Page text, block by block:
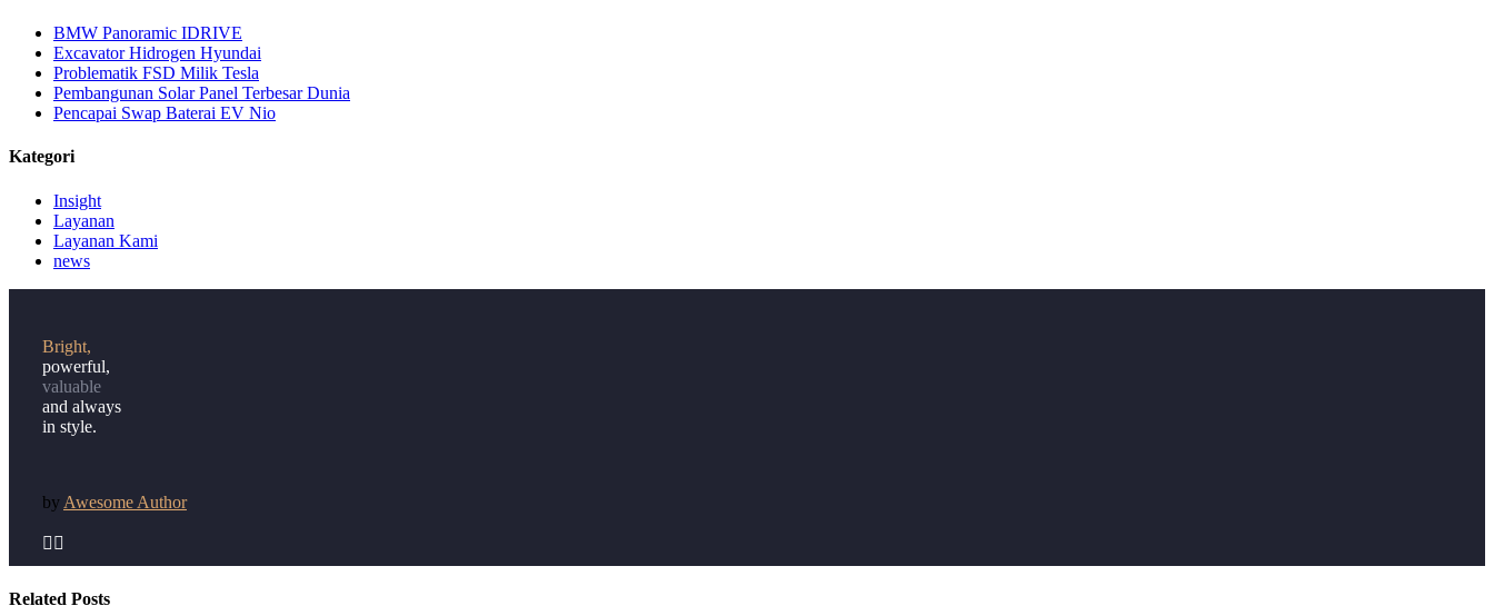
BMW Panoramic IDRIVE
Excavator Hidrogen Hyundai
Problematik FSD Milik Tesla
Pembangunan Solar Panel Terbesar Dunia
Pencapai Swap Baterai EV Nio
Kategori
Insight
Layanan
Layanan Kami
news
Bright,
powerful,
valuable
and always
in style.
by Awesome Author
 
Related Posts